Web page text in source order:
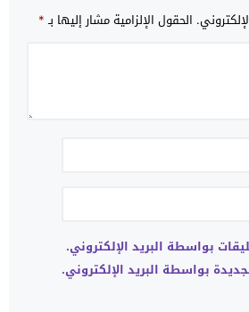
الحقول الإلزامية مشار إليها بـ*
بواسطة البريد الإلكتروني.
بواسطة البريد الإلكتروني.